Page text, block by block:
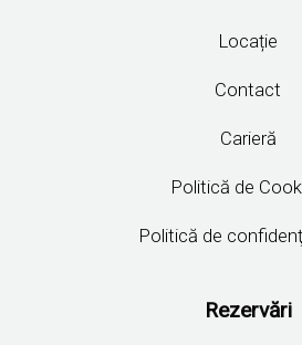
Locație
Contact
Carieră
Politică de
Politică de
Rezervări